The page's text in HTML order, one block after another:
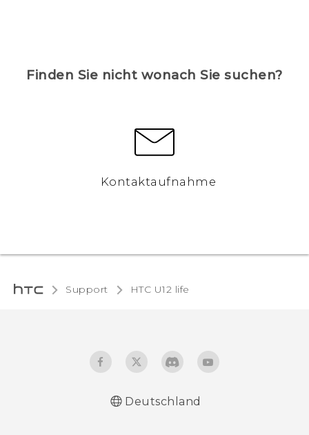
Finden Sie nicht wonach Sie suchen?
Kontaktaufnahme
Support HTC U12 life‎
Deutschland